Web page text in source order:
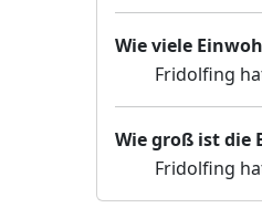
Wie viele
Fridolfing
Wie groß ist die
Fridolfing